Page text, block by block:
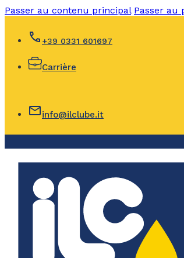
Passer au contenu principal Passer au
+39 0331 601697
Carrière
info@ilclube.it